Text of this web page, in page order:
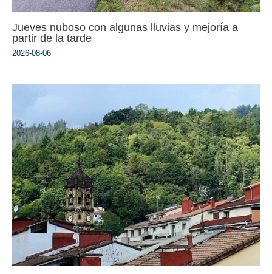
Jueves nuboso con algunas lluvias y mejoría a
partir de la tarde
2026-08-06